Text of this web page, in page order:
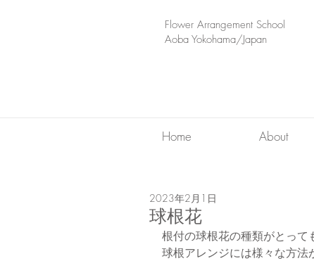
​Flower Arrangement School
Aoba Yokohama/Japan
Home About
球根花
2023年2月1日
根付の球根花の種類がとって
球根アレンジには様々な方法